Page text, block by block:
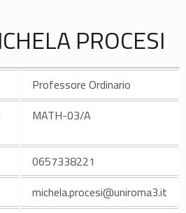
PROCESI
Professore Ordinario
MATH-03/A
0657338221
michela.procesi@uniroma3.it